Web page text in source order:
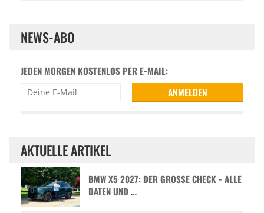
NEWS-ABO
JEDEN MORGEN KOSTENLOS PER E-MAIL:
AKTUELLE ARTIKEL
BMW X5 2027: DER GROSSE CHECK - ALLE D
ATEN UND …